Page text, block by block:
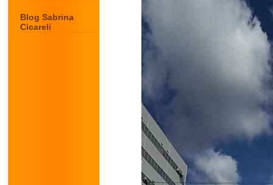
Blog Sabrina
Cicareli